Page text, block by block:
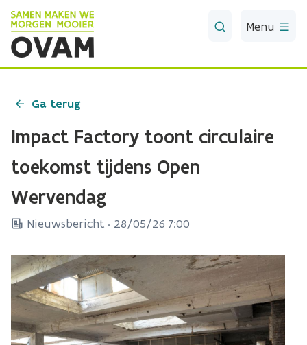
Skip to Main Content
Menu
Ga terug
Impact Factory toont circulaire
toekomst tijdens Open
Wervendag
Nieuwsbericht · 28/05/26 7:00